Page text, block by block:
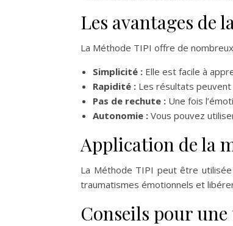
Les avantages de
La Méthode TIPI offre de
Simplicité : Elle est facile à
Rapidité : Les résultats
Pas de rechute : Une fois
Autonomie : Vous pouvez
Application de la
La Méthode TIPI peut être
traumatismes émotionnels et
Conseils pour